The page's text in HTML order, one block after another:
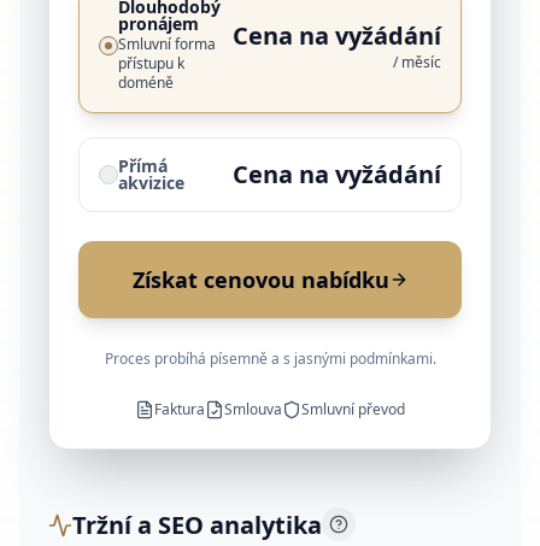
Dlouhodobý
pronájem
Smluvní forma
přístupu k
doméně
Cena na vyžádání
/ měsíc
Přímá
akvizice Cena na vyžádání
Získat cenovou nabídku
Proces probíhá písemně a s jasnými podmínkami.
Faktura Smlouva Smluvní převod
Tržní a SEO analytika